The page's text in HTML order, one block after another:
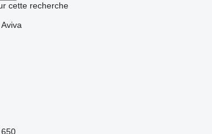
cette recherche
Aviva